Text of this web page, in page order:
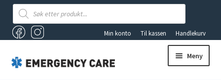
Products
search
Min konto Til kassen Handlekurv
Meny